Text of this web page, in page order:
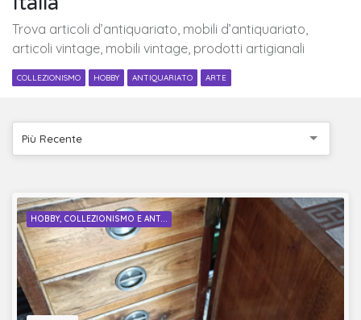
Trova articoli d’antiquariato, mobili d’antiquariato,
articoli vintage, mobili vintage, prodotti artigianali
COLLEZIONISMO HOBBY ANTIQUARIATO ARTE
Più Recente
HOBBY, COLLEZIONISMO E ANT...